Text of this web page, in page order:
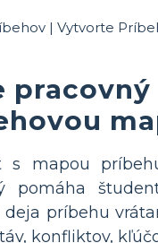
s mapou
pomáha
príbehu
konfliktov,